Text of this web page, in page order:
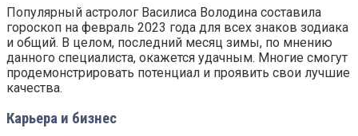
Популярный астролог Василиса Володина составила
гороскоп на февраль 2023 года для всех знаков зодиака
и общий. В целом, последний месяц зимы, по мнению
данного специалиста, окажется удачным. Многие смогут
продемонстрировать потенциал и проявить свои лучшие
качества.
Карьера и бизнес